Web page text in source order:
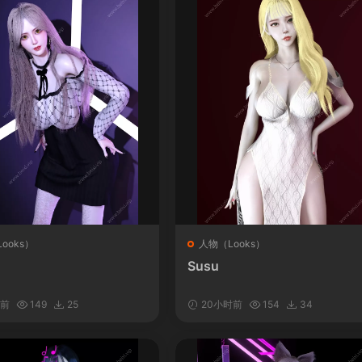
）
149 25
人物（Looks）
Susu
20小时前 154 34